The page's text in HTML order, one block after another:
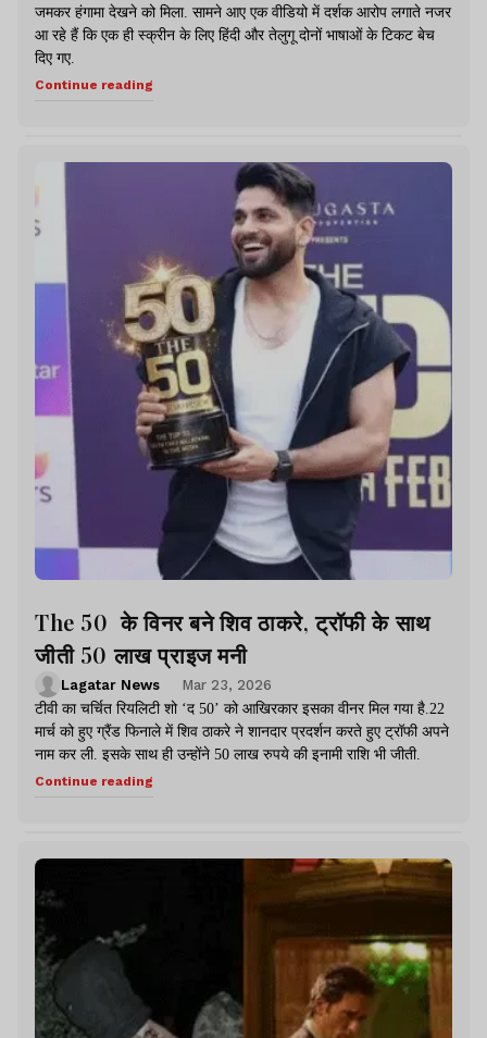
जमकर हंगामा देखने को मिला. सामने आए एक वीडियो में दर्शक आरोप लगाते नजर
आ रहे हैं कि एक ही स्क्रीन के लिए हिंदी और तेलुगू दोनों भाषाओं के टिकट बेच
दिए गए.
Continue reading
The 50 के विनर बने शिव ठाकरे, ट्रॉफी के साथ
जीती 50 लाख प्राइज मनी
Lagatar News
Mar 23, 2026
टीवी का चर्चित रियलिटी शो ‘द 50’ को आखिरकार इसका वीनर मिल गया है.22
मार्च को हुए ग्रैंड फिनाले में शिव ठाकरे ने शानदार प्रदर्शन करते हुए ट्रॉफी अपने
नाम कर ली. इसके साथ ही उन्होंने 50 लाख रुपये की इनामी राशि भी जीती.
Continue reading